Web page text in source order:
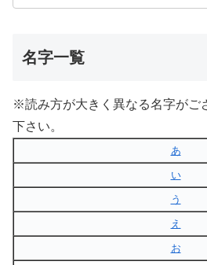
名字一覧
※読み方が大きく異なる名字がご
下さい。
あ
い
う
え
お